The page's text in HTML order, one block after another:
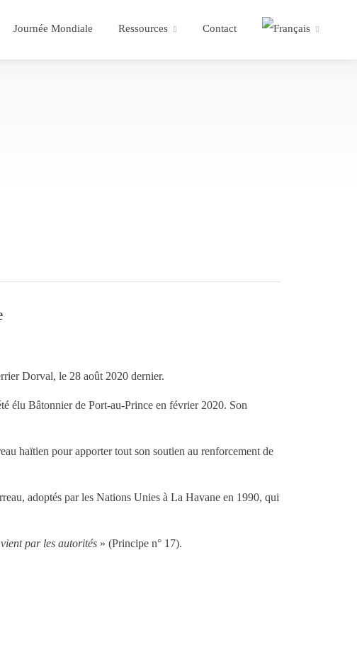
Journée Mondiale Ressources Contact
Dorval, le 28 août 2020 dernier.
élu Bâtonnier de Port-au-Prince en février 2020. Son
haïtien pour apporter tout son soutien au renforcement de
adoptés par les Nations Unies à La Havane en 1990, qui
par les autorités » (Principe n° 17).